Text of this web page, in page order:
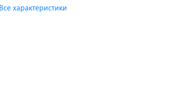
Все характеристики